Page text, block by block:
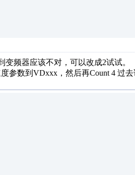
变频器应该不对，可以改成2试试。
参数到VDxxx，然后再Count 4 过